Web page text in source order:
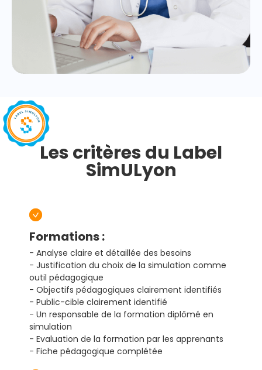
Les critères du Label
SimULyon
Formations :
- Analyse claire et détaillée des besoins
- Justification du choix de la simulation comme
outil pédagogique
- Objectifs pédagogiques clairement identifiés
- Public-cible clairement identifié
- Un responsable de la formation diplômé en
simulation
- Evaluation de la formation par les apprenants
- Fiche pédagogique complétée